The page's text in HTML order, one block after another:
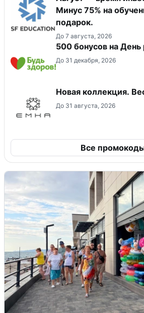
Минус 75% на
подарок.
До 7 августа, 2026
500 бонусов на
До 31 декабря, 2026
Новая коллекция.
До 31 августа, 2026
Все